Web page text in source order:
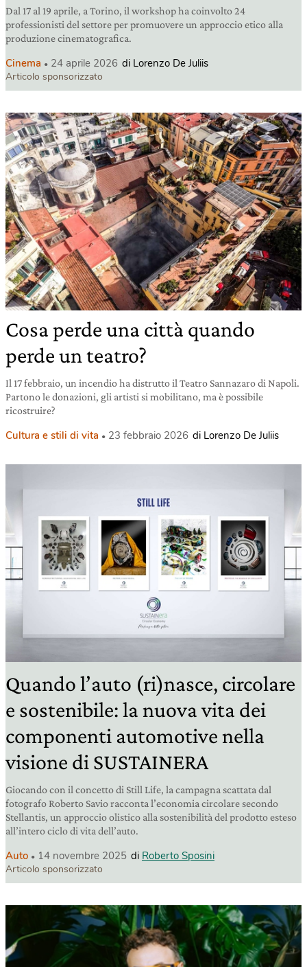
Dal 17 al 19 aprile, a Torino, il workshop ha coinvolto 24
professionisti del settore per promuovere un approccio etico alla
produzione cinematografica.
Cinema 24 aprile 2026 di Lorenzo De Juliis
Articolo sponsorizzato
Cosa perde una città quando
perde un teatro?
Il 17 febbraio, un incendio ha distrutto il Teatro Sannazaro di Napoli.
Partono le donazioni, gli artisti si mobilitano, ma è possibile
ricostruire?
Cultura e stili di vita 23 febbraio 2026 di Lorenzo De Juliis
Quando l’auto (ri)nasce, circolare
e sostenibile: la nuova vita dei
componenti automotive nella
visione di SUSTAINERA
Giocando con il concetto di Still Life, la campagna scattata dal
fotografo Roberto Savio racconta l’economia circolare secondo
Stellantis, un approccio olistico alla sostenibilità del prodotto esteso
all’intero ciclo di vita dell’auto.
Auto 14 novembre 2025 di Roberto Sposini
Articolo sponsorizzato